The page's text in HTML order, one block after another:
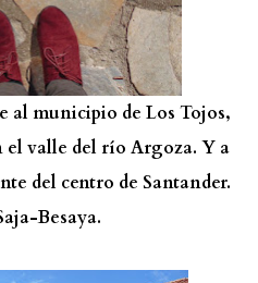
al municipio de Los Tojos,
el valle del río Argoza. Y a
del centro de Santander.
Besaya.